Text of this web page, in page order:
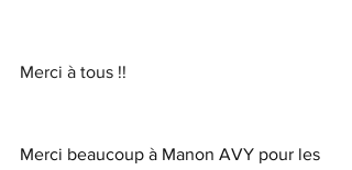
Merci à tous !!
Merci beaucoup à Manon AVY pour les